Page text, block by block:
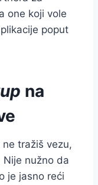
one koji vole
poput
na
tražiš vezu,
nužno da
je jasno reći